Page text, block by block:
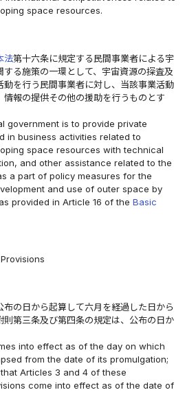
space resources.
法第十六条に規定する民間事業者による宇
する施策の一環として、宇宙資源の探査及
動を行う民間事業者に対し、当該事業活動
情報の提供その他の援助を行うものとす
government is to provide private
in business activities related to
space resources with technical
and other assistance related to the
a part of policy measures for the
and use of outer space by
provided in Article 16 of theBasic
布の日から起算して六月を経過した日から
則第三条及び第四条の規定は、公布の日か
into effect as of the day on which
from the date of its promulgation;
Articles 3 and 4 of these
come into effect as of the date of